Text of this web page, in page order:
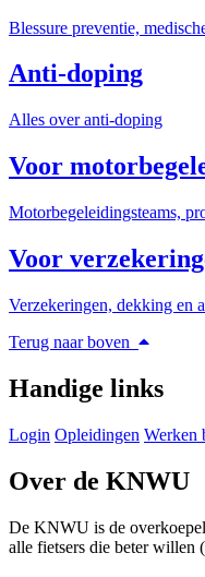
Blessure preventie,
Anti-doping
Alles over anti-doping
Voor
Motorbegeleidingsteams,
Voor
Verzekeringen, dekking en
Terug naar boven
Handige links
Login Opleidingen Werken
Over de KNWU
De KNWU is de
alle fietsers die beter willen